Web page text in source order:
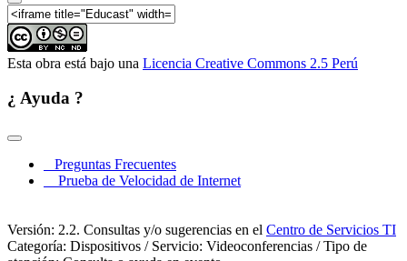
Esta obra está bajo una Licencia Creative Commons 2.5 Perú
¿ Ayuda ?
Preguntas Frecuentes
Prueba de Velocidad de Internet
Versión: 2.2. Consultas y/o sugerencias en el Centro de Servicios TI
Categoría: Dispositivos / Servicio: Videoconferencias / Tipo de